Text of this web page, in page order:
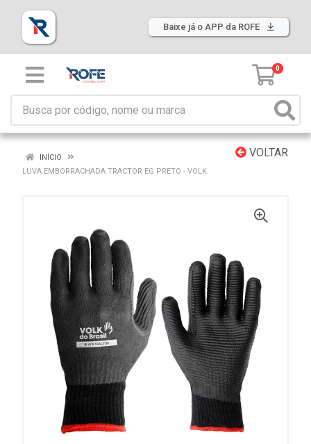
Baixe já o APP da ROFE
0
VOLTAR
INÍCIO
LUVA EMBORRACHADA TRACTOR EG PRETO - VOLK